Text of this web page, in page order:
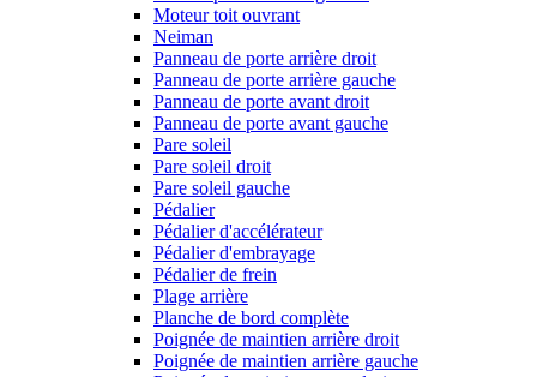
Moteur toit ouvrant
Neiman
Panneau de porte arrière droit
Panneau de porte arrière gauche
Panneau de porte avant droit
Panneau de porte avant gauche
Pare soleil
Pare soleil droit
Pare soleil gauche
Pédalier
Pédalier d'accélérateur
Pédalier d'embrayage
Pédalier de frein
Plage arrière
Planche de bord complète
Poignée de maintien arrière droit
Poignée de maintien arrière gauche